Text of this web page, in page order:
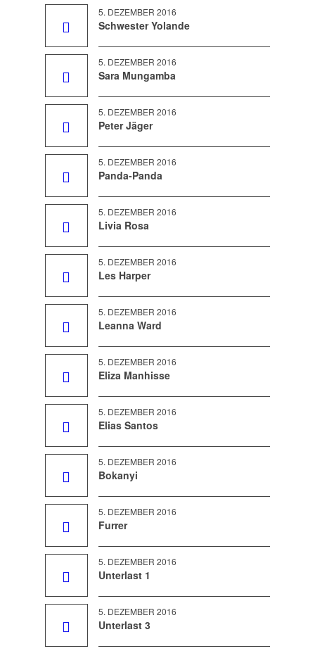
5. DEZEMBER 2016
Schwester Yolande
5. DEZEMBER 2016
Sara Mungamba
5. DEZEMBER 2016
Peter Jäger
5. DEZEMBER 2016
Panda-Panda
5. DEZEMBER 2016
Livia Rosa
5. DEZEMBER 2016
Les Harper
5. DEZEMBER 2016
Leanna Ward
5. DEZEMBER 2016
Eliza Manhisse
5. DEZEMBER 2016
Elias Santos
5. DEZEMBER 2016
Bokanyi
5. DEZEMBER 2016
Furrer
5. DEZEMBER 2016
Unterlast 1
5. DEZEMBER 2016
Unterlast 3